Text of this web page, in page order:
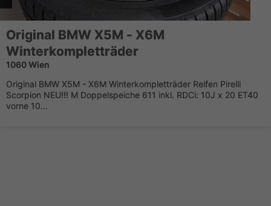
Original BMW X5M - X6M
Winterkompletträder
1060 Wien
Original BMW X5M - X6M Winterkompletträder Reifen Pirelli
Scorpion NEU!!! M Doppelspeiche 611 inkl. RDCi: 10J x 20 ET40
vorne 10...